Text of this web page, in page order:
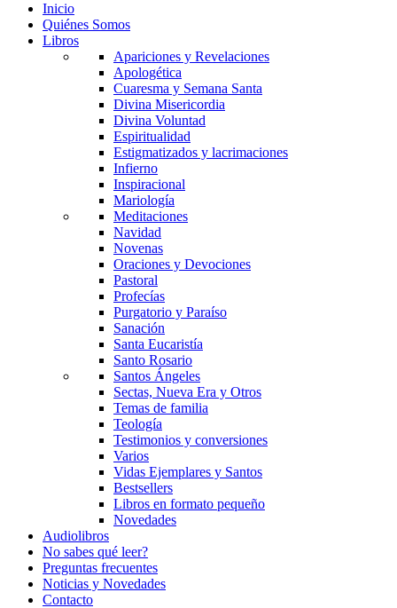
Inicio
Quiénes Somos
Libros
Apariciones y Revelaciones
Apologética
Cuaresma y Semana Santa
Divina Misericordia
Divina Voluntad
Espiritualidad
Estigmatizados y lacrimaciones
Infierno
Inspiracional
Mariología
Meditaciones
Navidad
Novenas
Oraciones y Devociones
Pastoral
Profecías
Purgatorio y Paraíso
Sanación
Santa Eucaristía
Santo Rosario
Santos Ángeles
Sectas, Nueva Era y Otros
Temas de familia
Teología
Testimonios y conversiones
Varios
Vidas Ejemplares y Santos
Bestsellers
Libros en formato pequeño
Novedades
Audiolibros
No sabes qué leer?
Preguntas frecuentes
Noticias y Novedades
Contacto